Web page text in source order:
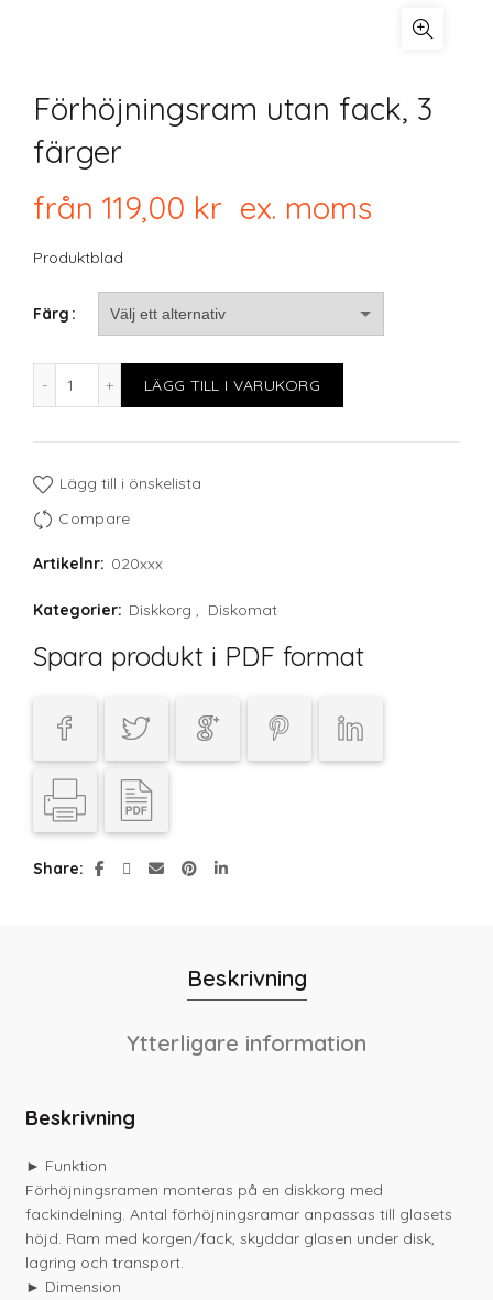
Förhöjningsram utan fack, 3
färger
från 119,00 kr ex. moms
Produktblad
Färg
Förhöjningsram utan fack, 3 färger mängd
LÄGG TILL I VARUKORG
Lägg till i önskelista
Compare
Artikelnr: 020xxx
Kategorier: Diskkorg , Diskomat
Spara produkt i PDF format
Share
Beskrivning
Ytterligare information
Beskrivning
► Funktion
Förhöjningsramen monteras på en diskkorg med
fackindelning. Antal förhöjningsramar anpassas till glasets
höjd. Ram med korgen/fack, skyddar glasen under disk,
lagring och transport.
► Dimension